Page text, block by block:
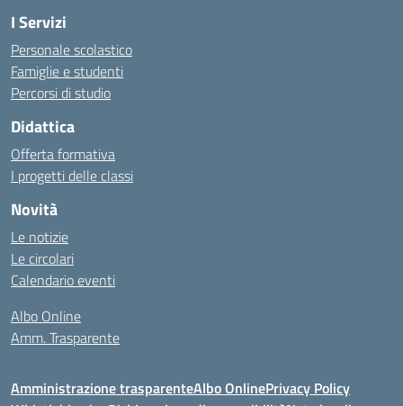
I Servizi
Personale scolastico
Famiglie e studenti
Percorsi di studio
Didattica
Offerta formativa
I progetti delle classi
Novità
Le notizie
Le circolari
Calendario eventi
Albo Online
Amm. Trasparente
Amministrazione trasparenteAlbo OnlinePrivacy Policy